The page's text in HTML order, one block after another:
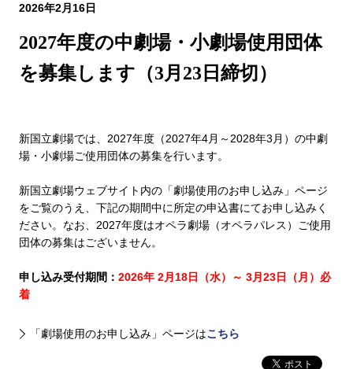
2026年2月16日
2027年度の中劇場・小劇場使用団体
を募集します（3月23日締切）
新国立劇場では、2027年度（2027年4月～2028年3月）の中劇
場・小劇場ご使用団体の募集を行います。
新国立劇場ウェブサイト内の「劇場使用のお申し込み」ページ
をご覧のうえ、下記の期間中に所定の申込書にてお申し込みく
ださい。なお、2027年度はオペラ劇場（オペラパレス）ご使用
団体の募集はございません。
申し込み受付期間： 2026年 2月18日（水）～ 3月23日（月）必
着
「劇場使用のお申し込み」ページはこちら